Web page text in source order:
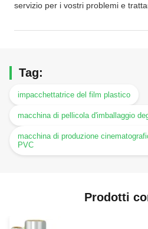
servizio per i vostri problemi e
Tag:
impacchettatrice del film plastico
macchina di pellicola d'imballaggio
macchina di produzione
PVC
Prodotti